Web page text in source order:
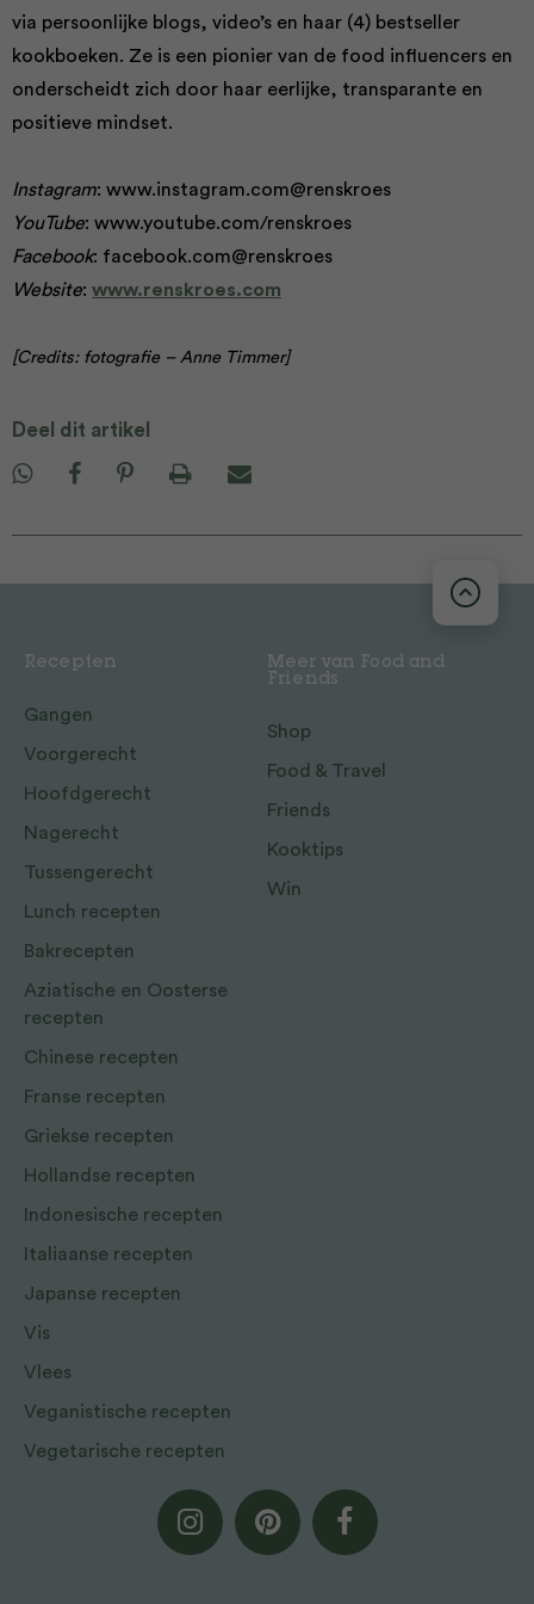
via persoonlijke blogs, video’s en haar (4) bestseller
kookboeken. Ze is een pionier van de food influencers en
onderscheidt zich door haar eerlijke, transparante en
positieve mindset.
Instagram: www.instagram.com@renskroes
YouTube: www.youtube.com/renskroes
Facebook: facebook.com@renskroes
Website: www.renskroes.com
[Credits: fotografie – Anne Timmer]
Deel dit artikel
Recepten
Gangen
Voorgerecht
Hoofdgerecht
Nagerecht
Tussengerecht
Lunch recepten
Bakrecepten
Aziatische en Oosterse
recepten
Chinese recepten
Franse recepten
Griekse recepten
Hollandse recepten
Indonesische recepten
Italiaanse recepten
Japanse recepten
Vis
Vlees
Veganistische recepten
Vegetarische recepten
Meer van Food and
Friends
Shop
Food & Travel
Friends
Kooktips
Win